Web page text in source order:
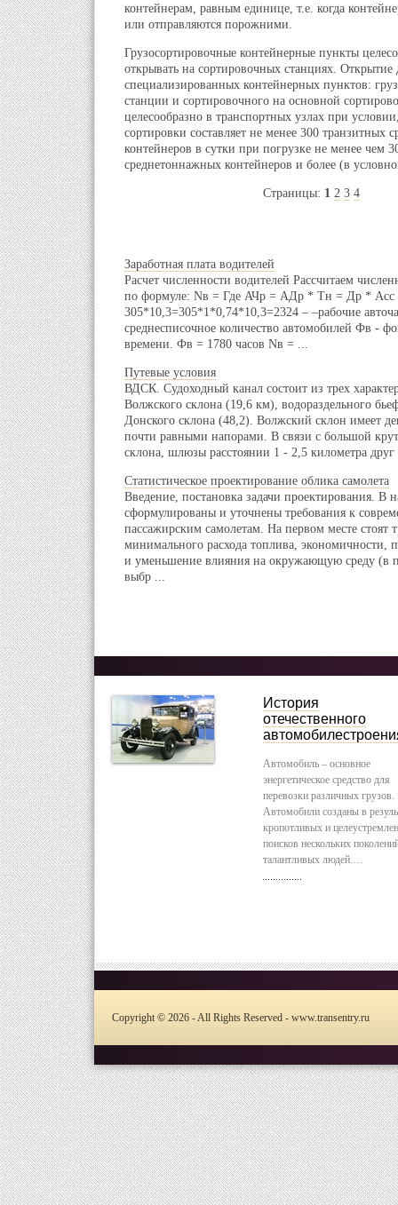
контейнерам, равным единице, т.е. когда
или отправляются порожними.
Грузосортировочные контейнерные пункты
открывать на сортировочных станциях. Открытие
специализированных контейнерных пунктов:
станции и сортировочного на основной
целесообразно в транспортных узлах при
сортировки составляет не менее 300 транзитных
контейнеров в сутки при погрузке не менее чем
среднетоннажных контейнеров и более (в
Страницы: 1 2 3 4
Заработная плата водителей
Расчет численности водителей Рассчитаем
по формуле: Nв = Где АЧр = АДр * Тн = Др *
305*10,3=305*1*0,74*10,3=2324 – –рабочие
среднесписочное количество автомобилей Фв -
времени. Фв = 1780 часов Nв = ...
Путевые условия
ВДСК. Судоходный канал состоит из трех
Волжского склона (19,6 км), водораздельного
Донского склона (48,2). Волжский склон имеет
почти равными напорами. В связи с большой
склона, шлюзы расстоянии 1 - 2,5 километра друг
Статистическое проектирование облика самолета
Введение, постановка задачи проектирования. В
сформулированы и уточнены требования к
пассажирским самолетам. На первом месте стоят
минимального расхода топлива, экономичности,
и уменьшение влияния на окружающую среду (в
выбр ...
История
отечественного
Автомобиль – основное
энергетическое средство для
перевозки различных грузов.
Автомобили созданы в
кропотливых и
поисков нескольких
талантливых людей.…
Copyright © 2026 - All Rights Reserved - www.transentry.ru